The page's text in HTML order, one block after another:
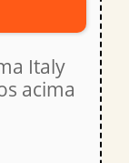
Italy
acima